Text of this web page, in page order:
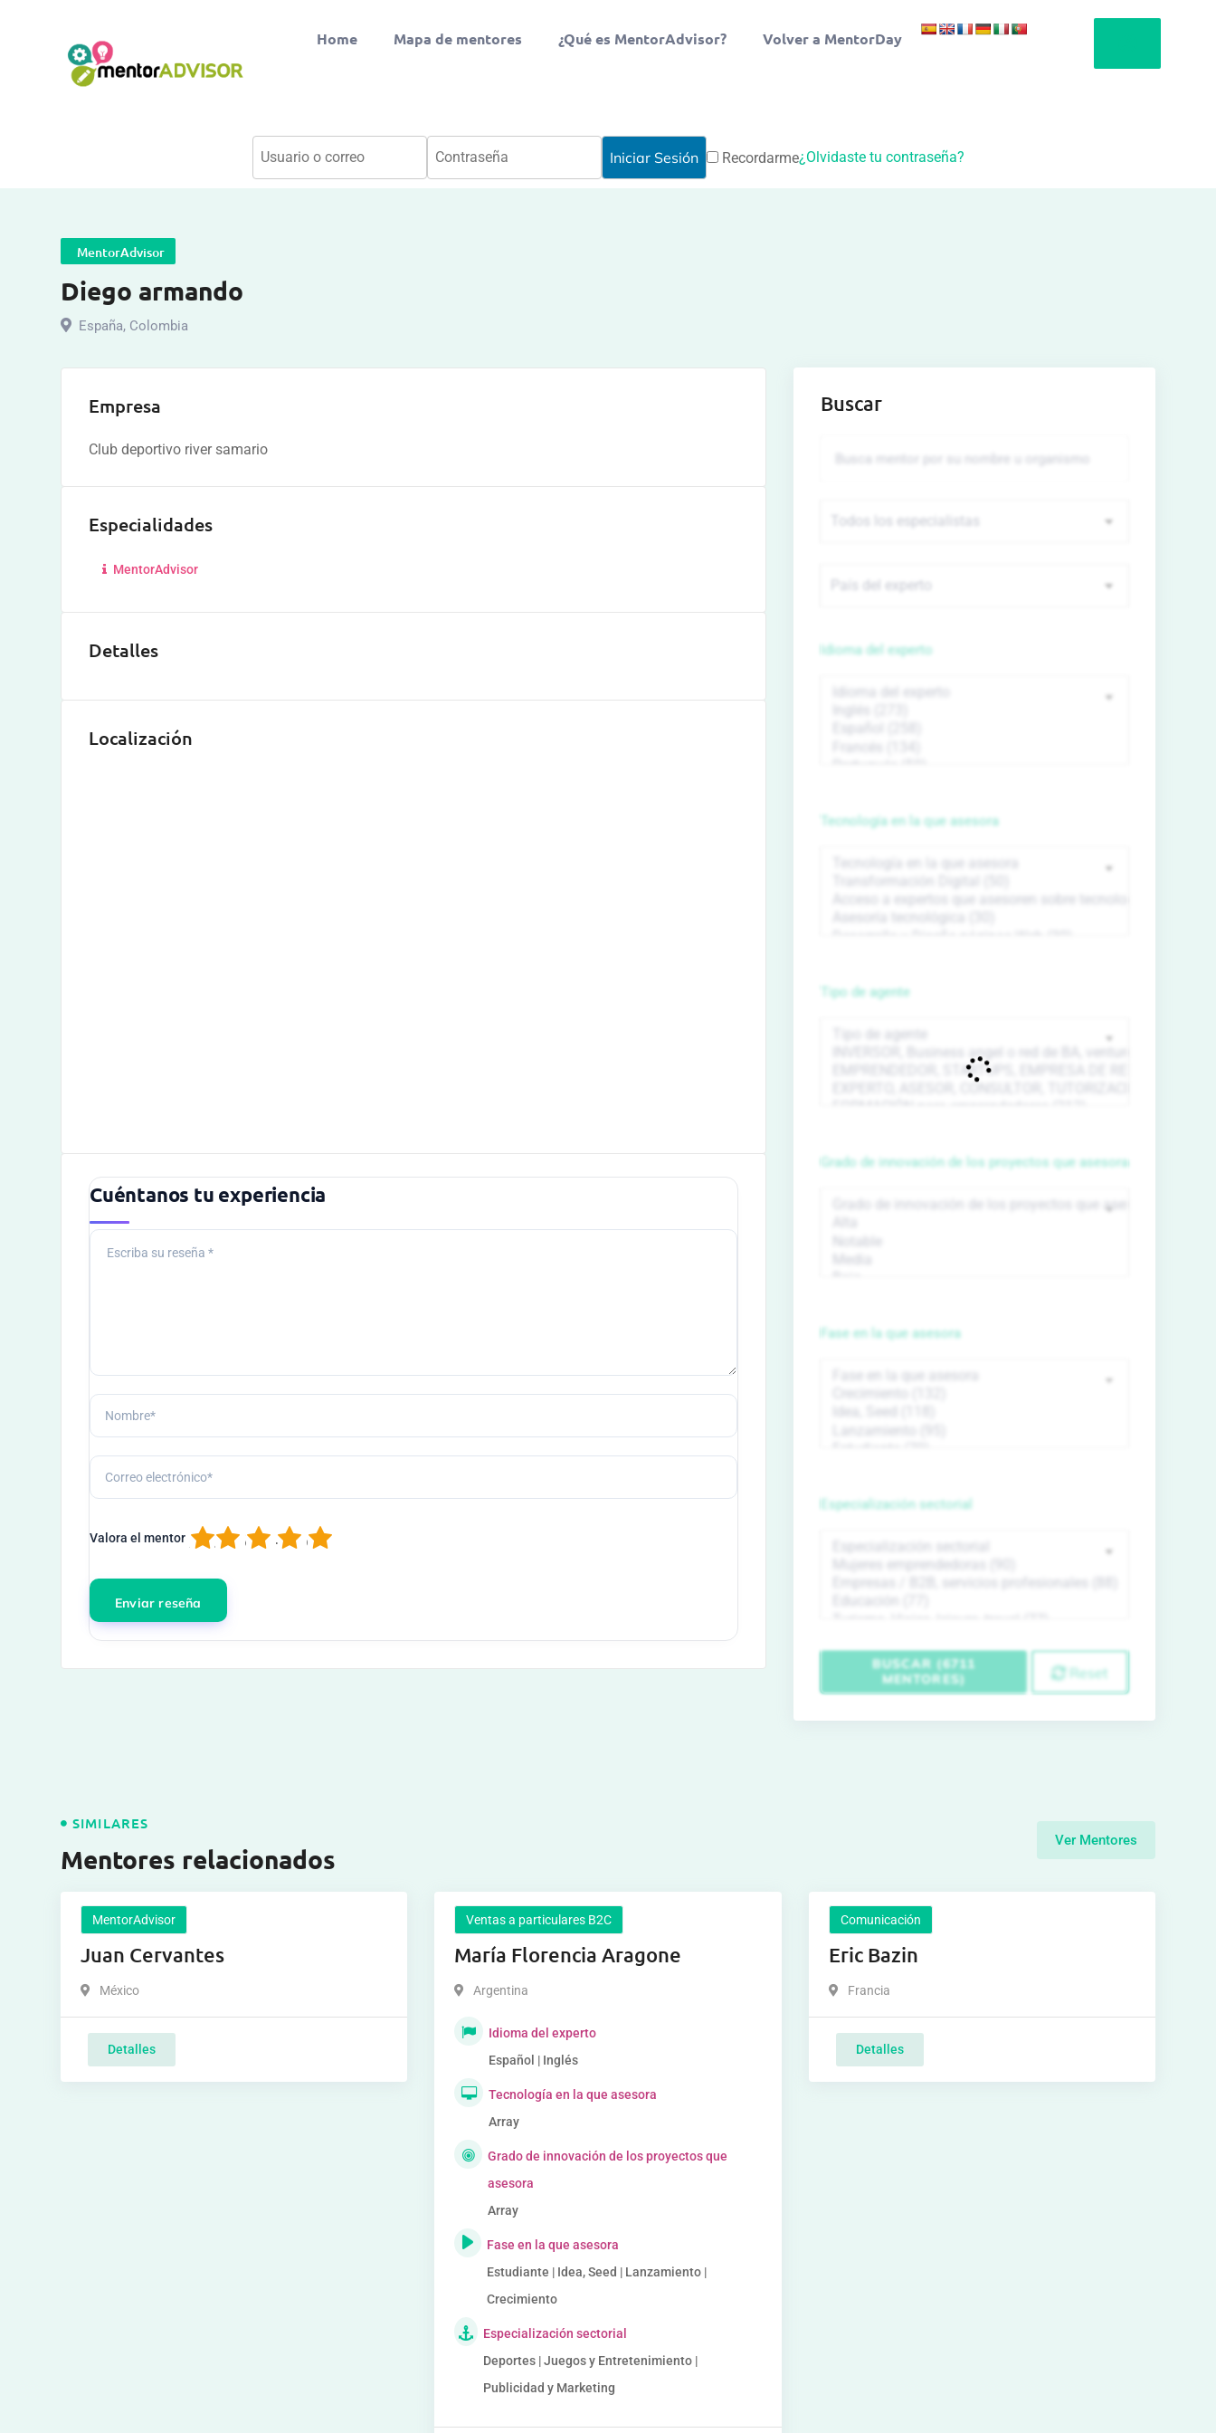
Home Mapa de mentores ¿Qué es MentorAdvisor? Volver a MentorDay
Recordarme¿Olvidaste tu contraseña?
MentorAdvisor
Diego armando
España, Colombia
Empresa
Club deportivo river samario
Especialidades
MentorAdvisor
Detalles
Localización
Cuéntanos tu experiencia
Valora el mentor 5
4
3
2
1
Buscar
Idioma del experto
Tecnología en la que asesora
Tipo de agente
Grado de innovación de los proyectos que asesora
Fase en la que asesora
Especialización sectorial
BUSCAR (6711
MENTORES)
Reset
SIMILARES
Mentores relacionados
Ver Mentores
MentorAdvisor
Juan Cervantes
México
Detalles
Ventas a particulares B2C
María Florencia Aragone
Argentina
Idioma del experto
Español | Inglés
Tecnología en la que asesora
Array
Grado de innovación de los proyectos que
asesora
Array
Fase en la que asesora
Estudiante | Idea, Seed | Lanzamiento |
Crecimiento
Especialización sectorial
Deportes | Juegos y Entretenimiento |
Publicidad y Marketing
Comunicación
Eric Bazin
Francia
Detalles